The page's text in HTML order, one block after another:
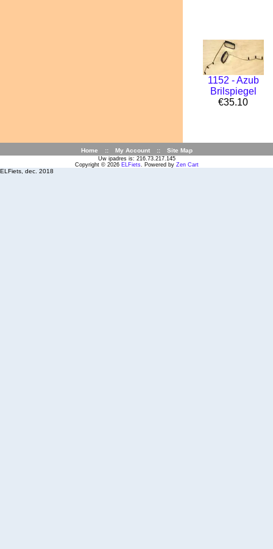
1152 - Azub
Brilspiegel
€35.10
Home :: My Account :: Site Map
Uw ipadres is: 216.73.217.145
Copyright © 2026 ELFiets. Powered by Zen Cart
ELFiets, dec. 2018